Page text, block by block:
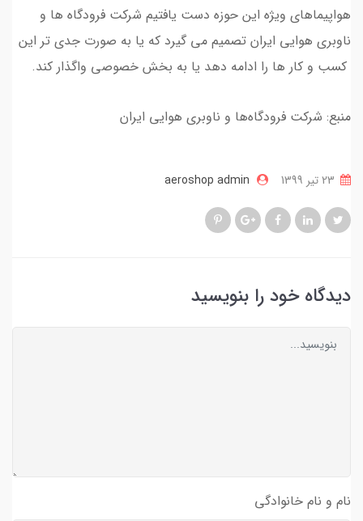
هواپیماهای ویژه این حوزه دست یافتیم شرکت فرودگاه ها و
ناوبری هوایی ایران تصمیم می گیرد که یا به صورت جدی تر این
کسب و کار ها را ادامه دهد یا به بخش خصوصی واگذار کند.
منبع: شرکت فرودگاه‌ها و ناوبری هوایی ایران
aeroshop admin
دیدگاه خود را بنویسید
نام و نام خانوادگی